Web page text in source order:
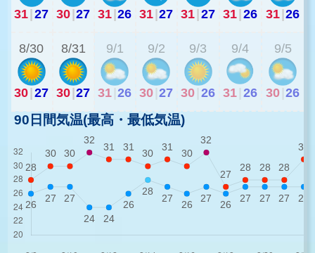
31|27 30|27 31|26 31|27 31|27 31|26 31|26
8/30
30|27
8/31
30|27
9/1
31 26
9/2
30 27
9/3
30 26
9/4
31 26
9/5
30 26
90日間気温(最高・最低気温)